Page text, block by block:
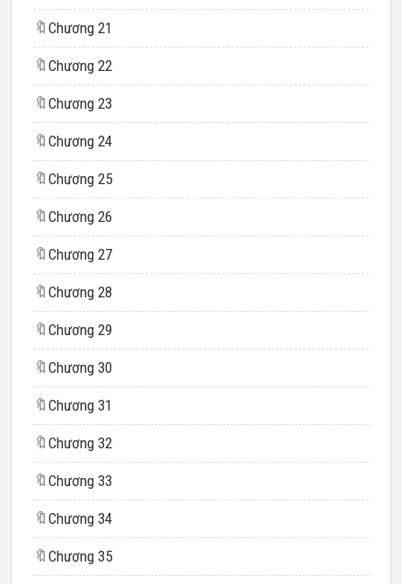
🔖 Chương 21
🔖 Chương 22
🔖 Chương 23
🔖 Chương 24
🔖 Chương 25
🔖 Chương 26
🔖 Chương 27
🔖 Chương 28
🔖 Chương 29
🔖 Chương 30
🔖 Chương 31
🔖 Chương 32
🔖 Chương 33
🔖 Chương 34
🔖 Chương 35